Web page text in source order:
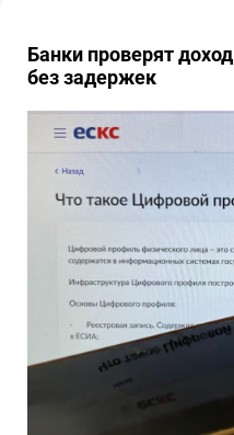
Банки проверят
без задержек